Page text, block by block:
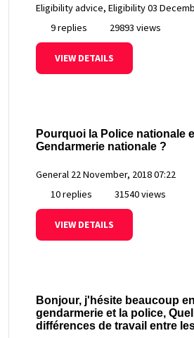
Eligibility advice, Eligibility03
9 replies
29893 views
VIEW DETAILS
Pourquoi la Police nationale
Gendarmerie nationale ?
General 22 November, 2018 07:22
10 replies
31540 views
VIEW DETAILS
Bonjour, j'hésite beaucoup
gendarmerie et la police,
différences de travail entre